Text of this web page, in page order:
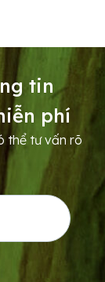
có thêm
tin
phí
thể tư vấn rõ